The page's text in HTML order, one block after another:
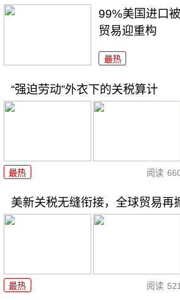
99%美国进口
贸易迎重构
最热
“强迫劳动”外衣下的关税算计
最热 阅读
美新关税无缝衔接，全球贸易再
最热 阅读